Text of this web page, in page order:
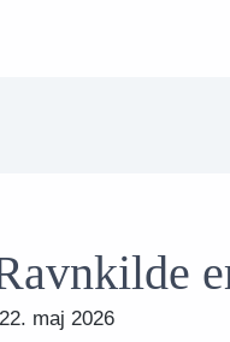
22. maj 2026